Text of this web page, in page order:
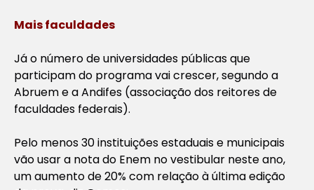
Mais faculdades
Já o número de universidades públicas que
participam do programa vai crescer, segundo a
Abruem e a Andifes (associação dos reitores de
faculdades federais).
Pelo menos 30 instituições estaduais e municipais
vão usar a nota do Enem no vestibular neste ano,
um aumento de 20% com relação à última edição